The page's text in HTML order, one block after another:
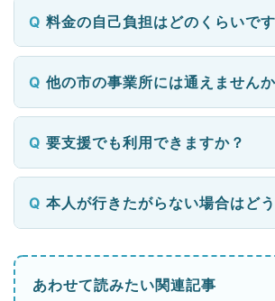
料金の自己負担はどのくらいで
他の市の事業所には通えません
要支援でも利用できますか？
本人が行きたがらない場合はど
あわせて読みたい関連記事